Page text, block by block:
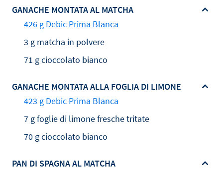
GANACHE MONTATA AL MATCHA
426 g Debic Prima Blanca
3 g matcha in polvere
71 g cioccolato bianco
GANACHE MONTATA ALLA FOGLIA DI LIMONE
423 g Debic Prima Blanca
7 g foglie di limone fresche tritate
70 g cioccolato bianco
PAN DI SPAGNA AL MATCHA